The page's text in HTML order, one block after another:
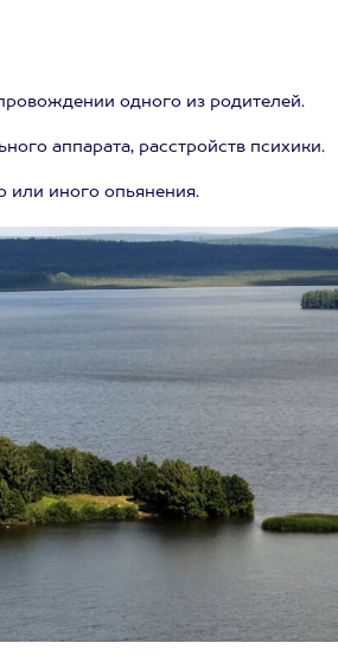
одного из родителей.
аппарата, расстройств психики.
или иного опьянения.